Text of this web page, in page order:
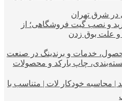
در شرق تهران
و نصب گیت فروشگاهی؛ از
علت بوق زدن
خدمات و برندینگ در صنعت
چاپ بارکد و محصولات
محاسبه خودکار لات | متناسب با